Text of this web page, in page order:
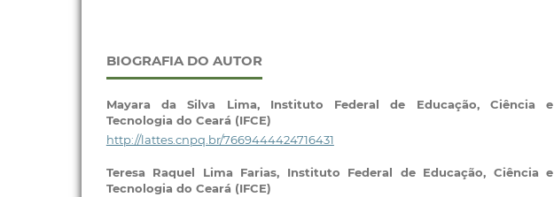
BIOGRAFIA DO AUTOR
Mayara da Silva Lima, Instituto Federal de Educação, Ciência e
Tecnologia do Ceará (IFCE)
http://lattes.cnpq.br/7669444424716431
Teresa Raquel Lima Farias, Instituto Federal de Educação, Ciência e
Tecnologia do Ceará (IFCE)